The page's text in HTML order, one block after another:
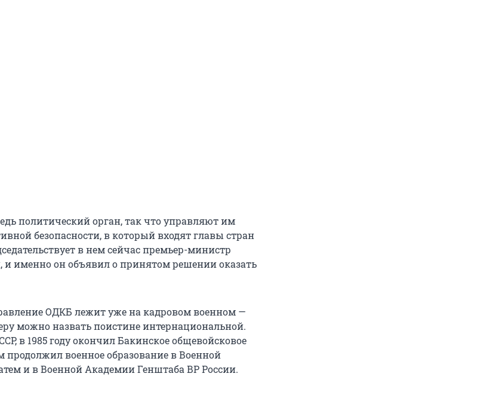
политический орган, так что управляют им
безопасности, в который входят главы стран
в нем сейчас премьер-министр
именно он объявил о принятом решении оказать
ОДКБ лежит уже на кадровом военном —
можно назвать поистине интернациональной.
в 1985 году окончил Бакинское общевойсковое
продолжил военное образование в Военной
и в Военной Академии Генштаба ВР России.